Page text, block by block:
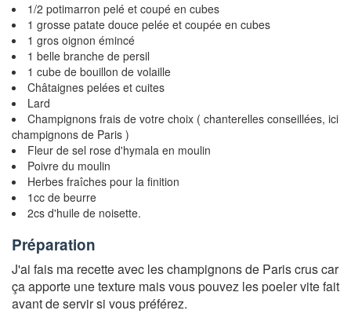
1/2 potimarron pelé et coupé en cubes
1 grosse patate douce pelée et coupée en cubes
1 gros oignon émincé
1 belle branche de persil
1 cube de bouillon de volaille
Châtaignes pelées et cuites
Lard
Champignons frais de votre choix ( chanterelles conseillées, ici
champignons de Paris )
Fleur de sel rose d'hymala en moulin
Poivre du moulin
Herbes fraîches pour la finition
1cc de beurre
2cs d'huile de noisette.
Préparation
J'ai fais ma recette avec les champignons de Paris crus car
ça apporte une texture mais vous pouvez les poeler vite fait
avant de servir si vous préférez.